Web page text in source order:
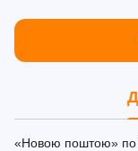
«Новою поштою» по